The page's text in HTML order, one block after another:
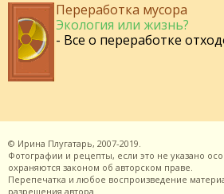
Переработка мусора
Экология или жизнь?
- Все о переработке
© Ирина Плугатарь, 2007-2019.
Фотографии и рецепты, если это не указано
охраняются законом об авторском праве.
Перепечатка и любое воспроизведение
разрешения автора